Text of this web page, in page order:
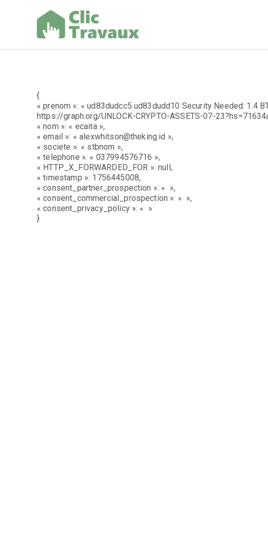
{
« prenom »: « ud83dudcc5 ud83dudd10 Security Needed: 1.4
https://graph.org/UNLOCK-CRYPTO-ASSETS-07-
« nom »: « ecaita »,
« email »: « alexwhitson@theking.id »,
« societe »: « stbnom »,
« telephone »: « 037994576716 »,
« HTTP_X_FORWARDED_FOR »: null,
« timestamp »: 1756445008,
« consent_partner_prospection »: « »,
« consent_commercial_prospection »: « »,
« consent_privacy_policy »: « »
}